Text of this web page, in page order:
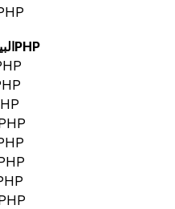
PHP